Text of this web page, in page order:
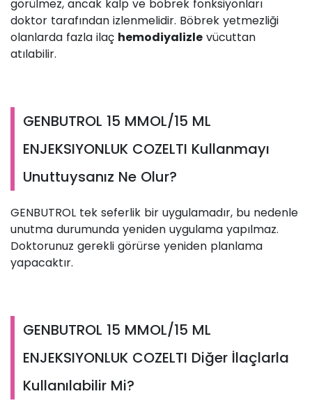
görülmez, ancak kalp ve böbrek fonksiyonları
doktor tarafından izlenmelidir. Böbrek yetmezliği
olanlarda fazla ilaç hemodiyalizle vücuttan
atılabilir.
GENBUTROL 15 MMOL/15 ML
ENJEKSIYONLUK COZELTI Kullanmayı
Unuttuysanız Ne Olur?
GENBUTROL tek seferlik bir uygulamadır, bu nedenle
unutma durumunda yeniden uygulama yapılmaz.
Doktorunuz gerekli görürse yeniden planlama
yapacaktır.
GENBUTROL 15 MMOL/15 ML
ENJEKSIYONLUK COZELTI Diğer İlaçlarla
Kullanılabilir Mi?